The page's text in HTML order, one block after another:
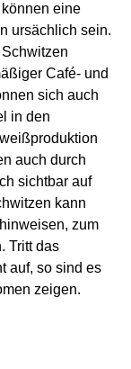
eine
ursächlich sein.
Café- und
sich auch
in den
auch durch
sichtbar auf
kann
zum
Tritt das
auf, so sind es
zeigen.